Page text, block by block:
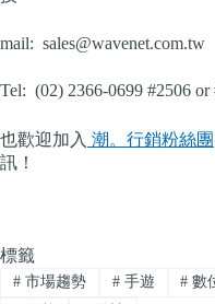
mail: sales@wavenet.com.tw
Tel: (02) 2366-0699 #2506 or
也歡迎加入 潮。行銷粉絲團
訊！
標籤
#市場趨勢 #手遊 # 數